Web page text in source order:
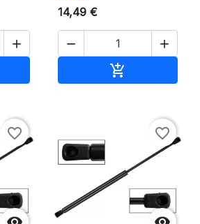

14,49 €
 

favorite_border favorite_border